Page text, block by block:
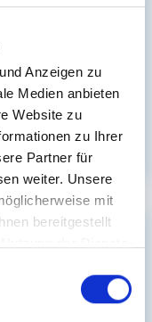
Anzeigen zu
Medien anbieten
Website zu
zu Ihrer
Partner für
weiter. Unsere
mit
bereitgestellt
over 3 years ago